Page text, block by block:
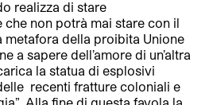
realizza di stare
non potrà mai stare con il
della proibita Unione
a sapere dell’amore di un’altra
la statua di esplosivi
recenti fratture coloniali e